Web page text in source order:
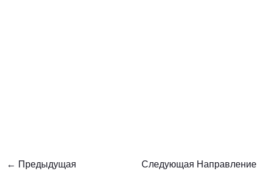
← Предыдущая
Следующая Направление